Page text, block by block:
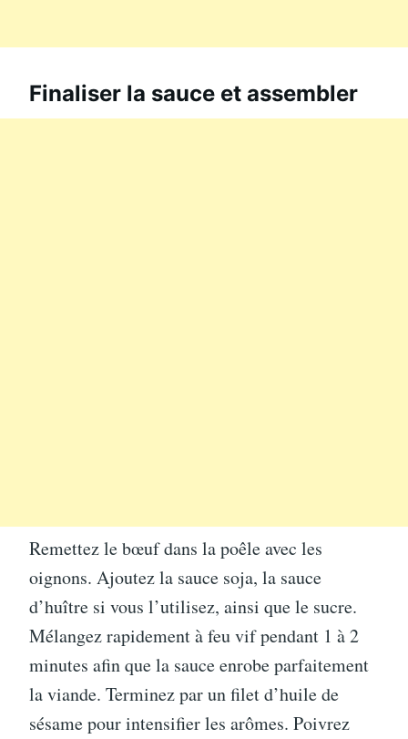
Finaliser la sauce et assembler
Remettez le bœuf dans la poêle avec les
oignons. Ajoutez la sauce soja, la sauce
d’huître si vous l’utilisez, ainsi que le sucre.
Mélangez rapidement à feu vif pendant 1 à 2
minutes afin que la sauce enrobe parfaitement
la viande. Terminez par un filet d’huile de
sésame pour intensifier les arômes. Poivrez